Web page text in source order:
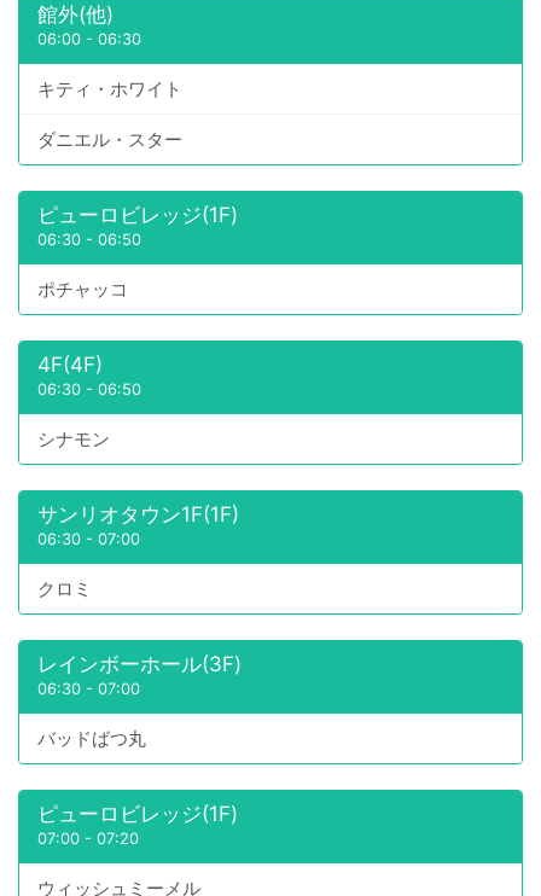
館外(他)
06:00 - 06:30
キティ・ホワイト
ダニエル・スター
ピューロビレッジ(1F)
06:30 - 06:50
ポチャッコ
4F(4F)
06:30 - 06:50
シナモン
サンリオタウン1F(1F)
06:30 - 07:00
クロミ
レインボーホール(3F)
06:30 - 07:00
バッドばつ丸
ピューロビレッジ(1F)
07:00 - 07:20
ウィッシュミーメル